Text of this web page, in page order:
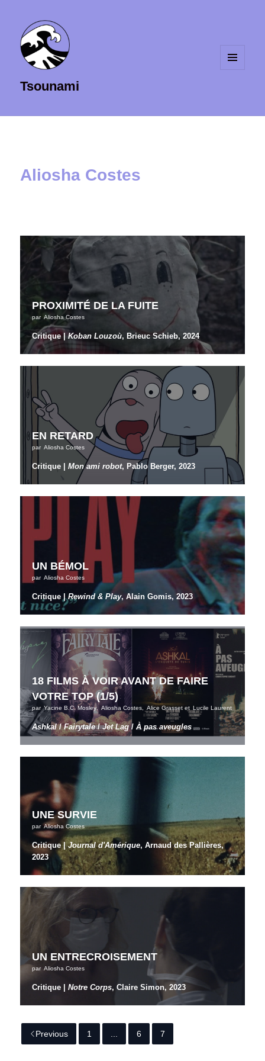
Tsounami
Aliosha Costes
PROXIMITÉ DE LA FUITE
par Aliosha Costes
Critique |Koban Louzoù, Brieuc Schieb, 2024
EN RETARD
par Aliosha Costes
Critique |Mon ami robot, Pablo Berger, 2023
UN BÉMOL
par Aliosha Costes
Critique |Rewind & Play, Alain Gomis, 2023
18 FILMS À VOIR AVANT DE FAIRE
VOTRE TOP (1/5)
par Yacine B.C. Mosley, Aliosha Costes, Alice Grasset et Lucile Laurent
Ashkal/Fairytale/Jet Lag/À pas aveugles
UNE SURVIE
par Aliosha Costes
Critique |Journal d'Amérique, Arnaud des Pallières,
2023
UN ENTRECROISEMENT
par Aliosha Costes
Critique |Notre Corps, Claire Simon, 2023
Previous 1 ... 6 7